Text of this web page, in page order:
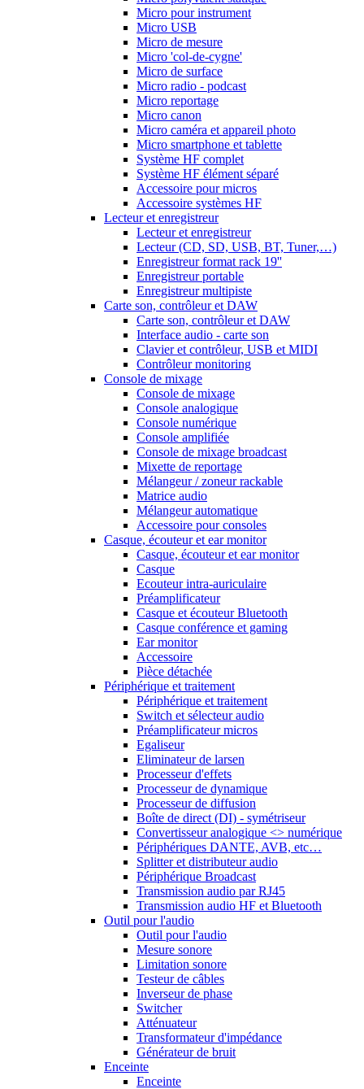
Micro pour instrument
Micro USB
Micro de mesure
Micro 'col-de-cygne'
Micro de surface
Micro radio - podcast
Micro reportage
Micro canon
Micro caméra et appareil photo
Micro smartphone et tablette
Système HF complet
Système HF élément séparé
Accessoire pour micros
Accessoire systèmes HF
Lecteur et enregistreur
Lecteur et enregistreur
Lecteur (CD, SD, USB, BT, Tuner,…)
Enregistreur format rack 19''
Enregistreur portable
Enregistreur multipiste
Carte son, contrôleur et DAW
Carte son, contrôleur et DAW
Interface audio - carte son
Clavier et contrôleur, USB et MIDI
Contrôleur monitoring
Console de mixage
Console de mixage
Console analogique
Console numérique
Console amplifiée
Console de mixage broadcast
Mixette de reportage
Mélangeur / zoneur rackable
Matrice audio
Mélangeur automatique
Accessoire pour consoles
Casque, écouteur et ear monitor
Casque, écouteur et ear monitor
Casque
Ecouteur intra-auriculaire
Préamplificateur
Casque et écouteur Bluetooth
Casque conférence et gaming
Ear monitor
Accessoire
Pièce détachée
Périphérique et traitement
Périphérique et traitement
Switch et sélecteur audio
Préamplificateur micros
Egaliseur
Eliminateur de larsen
Processeur d'effets
Processeur de dynamique
Processeur de diffusion
Boîte de direct (DI) - symétriseur
Convertisseur analogique <> numérique
Périphériques DANTE, AVB, etc…
Splitter et distributeur audio
Périphérique Broadcast
Transmission audio par RJ45
Transmission audio HF et Bluetooth
Outil pour l'audio
Outil pour l'audio
Mesure sonore
Limitation sonore
Testeur de câbles
Inverseur de phase
Switcher
Atténuateur
Transformateur d'impédance
Générateur de bruit
Enceinte
Enceinte